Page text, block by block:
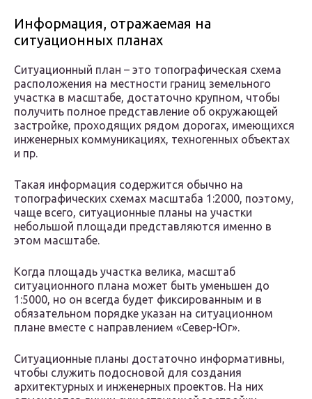
Информация, отражаемая на
ситуационных планах
Ситуационный план – это топографическая схема
расположения на местности границ земельного
участка в масштабе, достаточно крупном, чтобы
получить полное представление об окружающей
застройке, проходящих рядом дорогах, имеющихся
инженерных коммуникациях, техногенных объектах
и пр.
Такая информация содержится обычно на
топографических схемах масштаба 1:2000, поэтому,
чаще всего, ситуационные планы на участки
небольшой площади представляются именно в
этом масштабе.
Когда площадь участка велика, масштаб
ситуационного плана может быть уменьшен до
1:5000, но он всегда будет фиксированным и в
обязательном порядке указан на ситуационном
плане вместе с направлением «Север-Юг».
Ситуационные планы достаточно информативны,
чтобы служить подосновой для создания
архитектурных и инженерных проектов. На них